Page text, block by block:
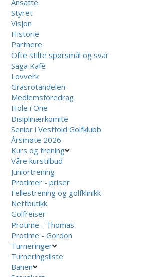
Styret
Visjon
Historie
Partnere
Ofte stilte spørsmål og svar
Saga Kafè
Lovverk
Grasrotandelen
Medlemsforedrag
Hole i One
Disiplinærkomite
Senior i Vestfold Golfklubb
Årsmøte 2026
Kurs og trening
Våre kurstilbud
Juniortrening
Protimer - priser
Fellestrening og golfklinikk
Nettbutikk
Golfreiser
Protime - Thomas
Protime - Gordon
Turneringer
Turneringsliste
Banen